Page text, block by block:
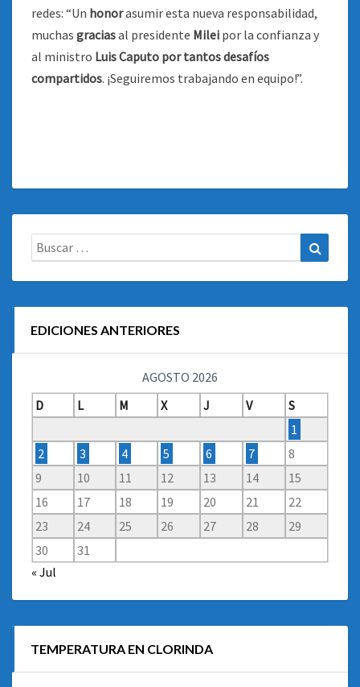
redes: “Un honorasumir esta nueva responsabilidad,
muchas graciasal presidente Milei por la confianza y
al ministro Luis Caputo por tantos desafíos
compartidos. ¡Seguiremos trabajando en equipo!”.
Buscar:
EDICIONES ANTERIORES
AGOSTO 2026
D
L M X J V
S
1
2
3 4 5 6 7
8
9
10 11 12 13 14
15
16
17 18 19 20 21
22
23
24 25 26 27 28
29
30
31
« Jul
TEMPERATURA EN CLORINDA